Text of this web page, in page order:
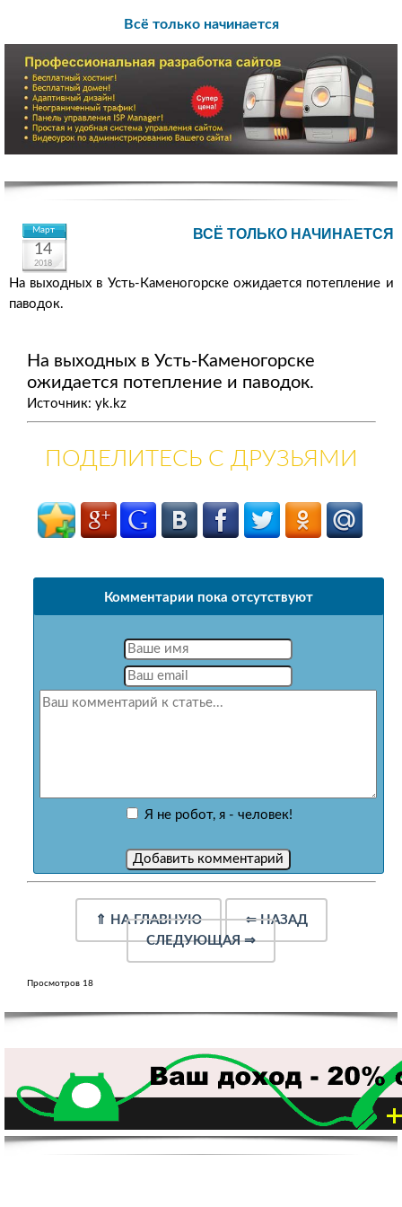
Всё только начинается
Март
14
2018
ВСЁ ТОЛЬКО НАЧИНАЕТСЯ
На выходных в Усть-Каменогорске ожидается потепление и
паводок.
На выходных в Усть-Каменогорске
ожидается потепление и паводок.
Источник: yk.kz
ПОДЕЛИТЕСЬ С ДРУЗЬЯМИ
Комментарии пока отсутствуют
Я не робот, я - человек!
⇑ НА ГЛАВНУЮ ⇐НАЗАД
СЛЕДУЮЩАЯ⇒
Просмотров 18